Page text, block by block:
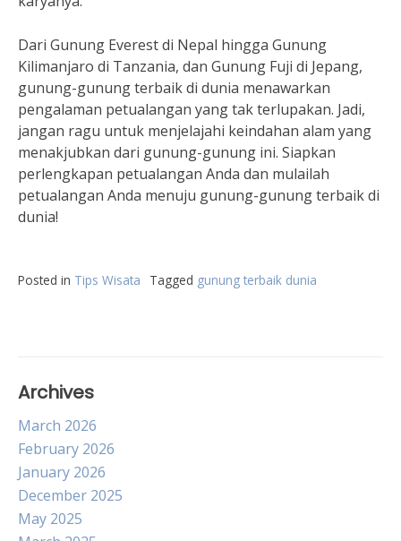
Dari Gunung Everest di Nepal hingga Gunung
Kilimanjaro di Tanzania, dan Gunung Fuji di Jepang,
gunung-gunung terbaik di dunia menawarkan
pengalaman petualangan yang tak terlupakan. Jadi,
jangan ragu untuk menjelajahi keindahan alam yang
menakjubkan dari gunung-gunung ini. Siapkan
perlengkapan petualangan Anda dan mulailah
petualangan Anda menuju gunung-gunung terbaik di
dunia!
Posted in Tips Wisata Tagged gunung terbaik dunia
Archives
March 2026
February 2026
January 2026
December 2025
May 2025